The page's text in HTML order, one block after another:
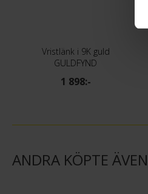
Vristlänk i 9K guld
GULDFYND
1 898:-
ANDRA KÖPTE ÄVEN